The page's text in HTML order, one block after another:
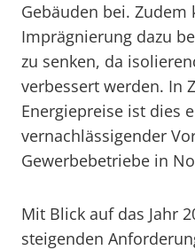
Gebäuden bei.
Imprägnierung dazu
zu senken, da
verbessert werden. In
Energiepreise ist dies
vernachlässigender
Gewerbebetriebe in
Mit Blick auf das Jahr
steigenden